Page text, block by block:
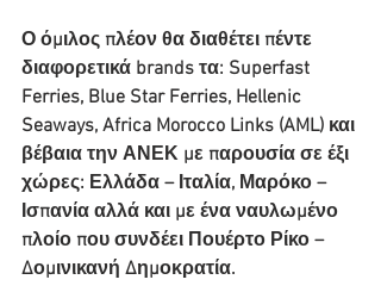
Ο όμιλος πλέον θα διαθέτει πέντε
διαφορετικά brands τα: Superfast
Ferries, Blue Star Ferries, Hellenic
Seaways, Africa Morocco Links (AML) και
βέβαια την ΑΝΕΚ με παρουσία σε έξι
χώρες: Ελλάδα – Ιταλία, Μαρόκο –
Ισπανία αλλά και με ένα ναυλωμένο
πλοίο που συνδέει Πουέρτο Ρίκο –
Δομινικανή Δημοκρατία.